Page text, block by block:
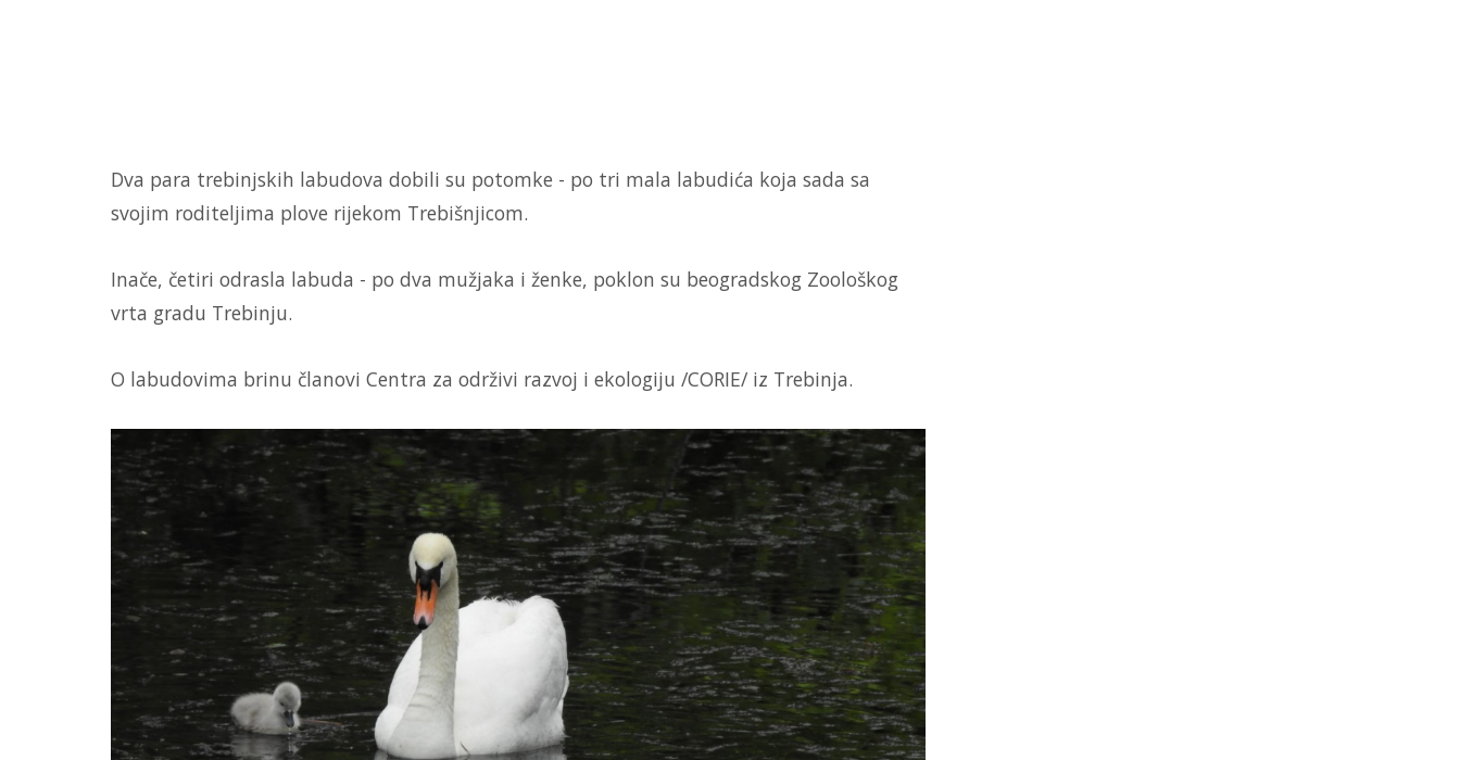
Dva para trebinjskih labudova dobili su potomke - po tri mala labudića koja sada sa
svojim roditeljima plove rijekom Trebišnjicom.
Inače, četiri odrasla labuda - po dva mužjaka i ženke, poklon su beogradskog Zoološkog
vrta gradu Trebinju.
O labudovima brinu članovi Centra za održivi razvoj i ekologiju /CORIE/ iz Trebinja.